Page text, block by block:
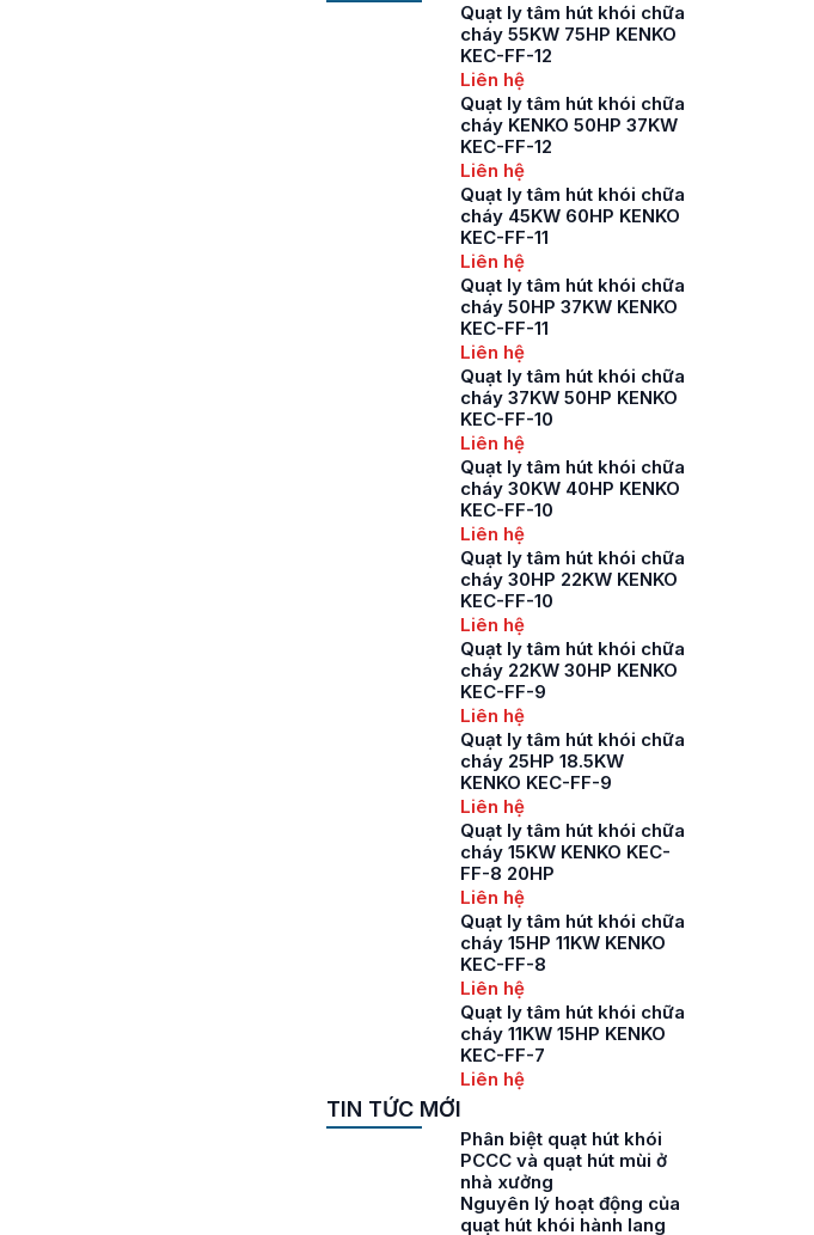
Quạt ly tâm hút khói chữa
cháy 55KW 75HP KENKO
KEC-FF-12
Liên hệ
Quạt ly tâm hút khói chữa
cháy KENKO 50HP 37KW
KEC-FF-12
Liên hệ
Quạt ly tâm hút khói chữa
cháy 45KW 60HP KENKO
KEC-FF-11
Liên hệ
Quạt ly tâm hút khói chữa
cháy 50HP 37KW KENKO
KEC-FF-11
Liên hệ
Quạt ly tâm hút khói chữa
cháy 37KW 50HP KENKO
KEC-FF-10
Liên hệ
Quạt ly tâm hút khói chữa
cháy 30KW 40HP KENKO
KEC-FF-10
Liên hệ
Quạt ly tâm hút khói chữa
cháy 30HP 22KW KENKO
KEC-FF-10
Liên hệ
Quạt ly tâm hút khói chữa
cháy 22KW 30HP KENKO
KEC-FF-9
Liên hệ
Quạt ly tâm hút khói chữa
cháy 25HP 18.5KW
KENKO KEC-FF-9
Liên hệ
Quạt ly tâm hút khói chữa
cháy 15KW KENKO KEC-
FF-8 20HP
Liên hệ
Quạt ly tâm hút khói chữa
cháy 15HP 11KW KENKO
KEC-FF-8
Liên hệ
Quạt ly tâm hút khói chữa
cháy 11KW 15HP KENKO
KEC-FF-7
Liên hệ
TIN TỨC MỚI
Phân biệt quạt hút khói
PCCC và quạt hút mùi ở
nhà xưởng
Nguyên lý hoạt động của
quạt hút khói hành lang